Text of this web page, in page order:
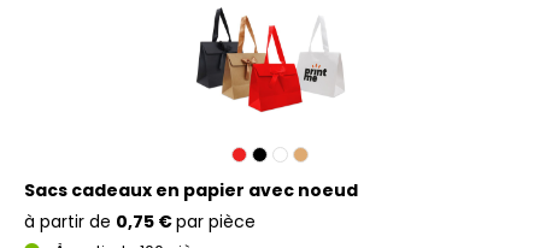
Sacs cadeaux en papier avec noeud
à partir de 0,75 €par pièce